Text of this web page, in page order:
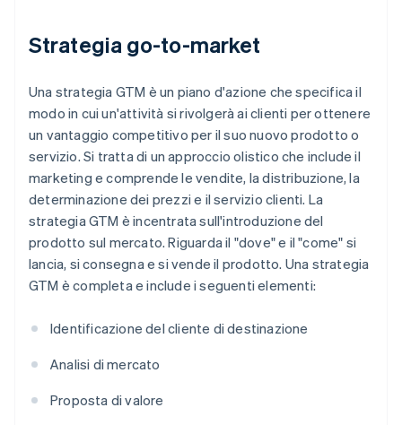
Strategia go-to-market
Una strategia GTM è un piano d'azione che specifica il
modo in cui un'attività si rivolgerà ai clienti per ottenere
un vantaggio competitivo per il suo nuovo prodotto o
servizio. Si tratta di un approccio olistico che include il
marketing e comprende le vendite, la distribuzione, la
determinazione dei prezzi e il servizio clienti. La
strategia GTM è incentrata sull'introduzione del
prodotto sul mercato. Riguarda il "dove" e il "come" si
lancia, si consegna e si vende il prodotto. Una strategia
GTM è completa e include i seguenti elementi:
Identificazione del cliente di destinazione
Analisi di mercato
Proposta di valore